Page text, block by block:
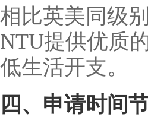
相比英美同级
NTU提供优质
低生活开支。
四、申请时间